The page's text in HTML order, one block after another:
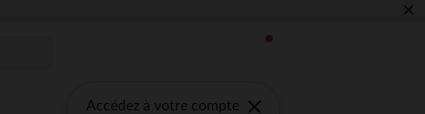
×
Accédez à votre compte